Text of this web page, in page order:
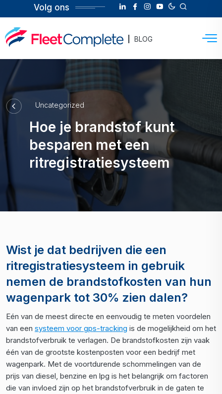
Volg ons
BLOG
Uncategorized
Hoe je brandstof kunt
besparen met een
ritregistratiesysteem
Wist je dat bedrijven die een
ritregistratiesysteem in gebruik
nemen de brandstofkosten van hun
wagenpark tot 30% zien dalen?
Eén van de meest directe en eenvoudig te meten voordelen
van een systeem voor gps-tracking is de mogelijkheid om het
brandstofverbruik te verlagen. De brandstofkosten zijn vaak
één van de grootste kostenposten voor een bedrijf met
wagenpark. Met de voortdurende schommelingen van de
prijs van diesel, benzine en lpg is het belangrijk om factoren
die van invloed zijn op het brandstofverbruik in de gaten te